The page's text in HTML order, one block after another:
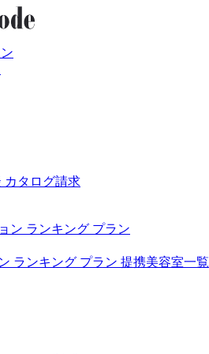
カタログ請求
ン ランキング プラン
ランキング プラン 提携美容室一覧